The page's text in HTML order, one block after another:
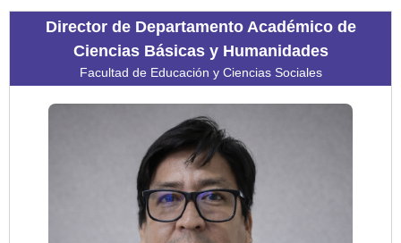
Director de Departamento Académico de
Ciencias Básicas y Humanidades
Facultad de Educación y Ciencias Sociales